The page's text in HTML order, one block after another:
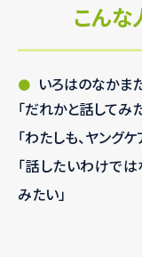
こんな
いろはのなかま
「だれかと話してみ
「わたしも、ヤングケ
「話したいわけで
みたい」